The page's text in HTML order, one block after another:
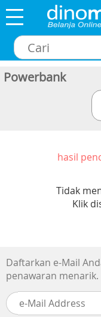
Powerbank
hasil
Tidak
Klik
Daftarkan e-Mail
penawaran menarik.